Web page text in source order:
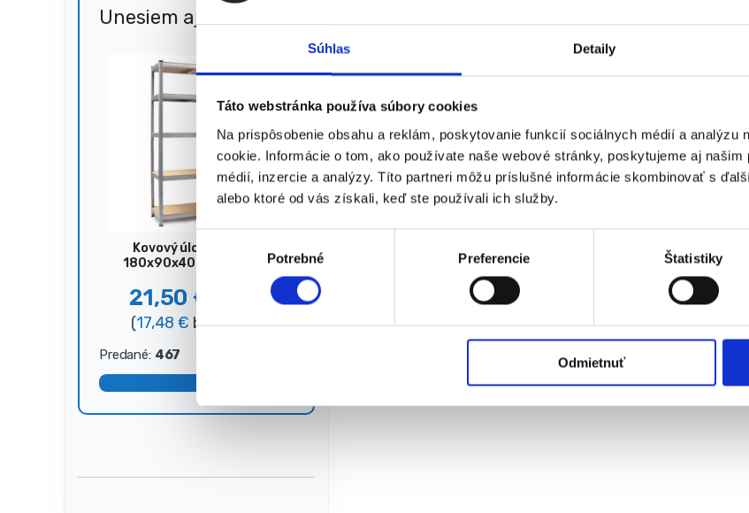
Súhlas Detaily
Táto webstránka používa súbory cookies
Na prispôsobenie obsahu a reklám, poskytovanie funkcií sociálnych médií a analýzu
cookie. Informácie o tom, ako používate naše webové stránky, poskytujeme aj
médií, inzercie a analýzy. Títo partneri môžu príslušné informácie skombinovať s
alebo ktoré od vás získali, keď ste používali ich služby.
e
r
l
Potrebné Preferencie Štatistiky
Odmietnuť
★★★★★
Zobrazený jediný výsledok
Unesiem aj 🐎 51%
Kovový úložný regál,
180x90x40 cm, 875 kg,
21,50 €
(17,48€ bez DPH)
Predané: 467